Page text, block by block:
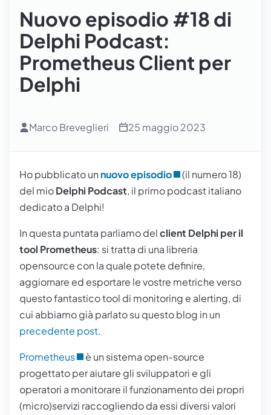
Nuovo episodio #18 di
Delphi Podcast:
Prometheus Client per
Delphi
Marco Breveglieri 25 maggio 2023
Ho pubblicato un nuovo episodio
(il numero 18)
del mioDelphi Podcast, il primo podcast italiano
dedicato a Delphi!
In questa puntata parliamo delclient Delphi per il
tool Prometheus: si tratta di una libreria
opensource con la quale potete definire,
aggiornare ed esportare le vostre metriche verso
questo fantastico tool di monitoring e alerting, di
cui abbiamo già parlato su questo blog in un
precedente post.
Prometheus
è un sistema open-source
progettato per aiutare gli sviluppatori e gli
operatori a monitorare il funzionamento dei propri
(micro)servizi raccogliendo da essi diversi valori